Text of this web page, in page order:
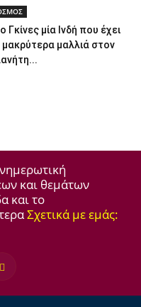
Γκίνες μία Ινδή που έχει
μακρύτερα μαλλιά στον
και θεμάτων
και το
Σχετικά με εμάς: